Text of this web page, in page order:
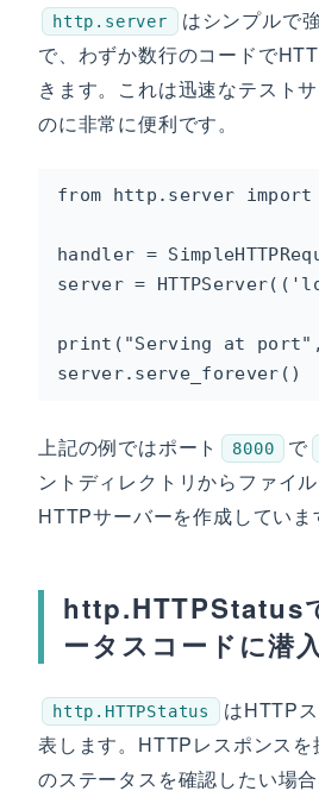
http.server
はシンプルで
で、わずか数行のコードで
きます。これは迅速なテスト
のに非常に便利です。
from http.server import
handler =
server =
print("Serving at port",
server.serve_forever()
上記の例ではポート 8000 で
ントディレクトリからファイ
HTTPサーバーを作成していま
http.HTTPStatus
ータスコードに潜
http.HTTPStatus
はHTTP
表します。HTTPレスポンスを
のステータスを確認したい場合